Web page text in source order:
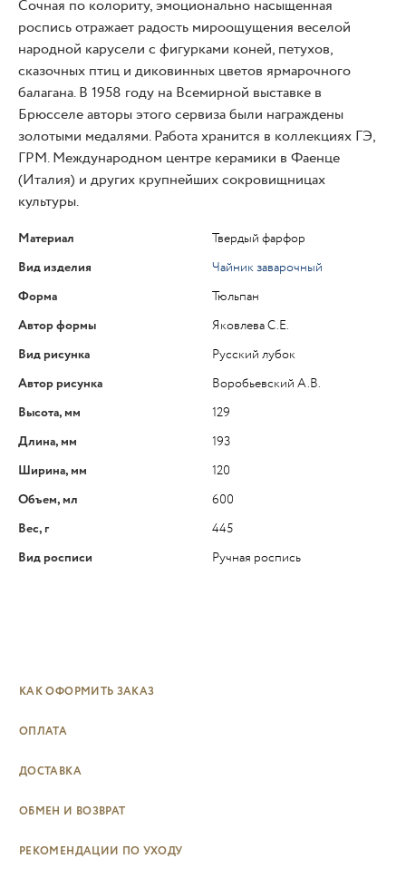
Сочная по колориту, эмоционально насыщенная
роспись отражает радость мироощущения веселой
народной карусели с фигурками коней, петухов,
сказочных птиц и диковинных цветов ярмарочного
балагана. В 1958 году на Всемирной выставке в
Брюсселе авторы этого сервиза были награждены
золотыми медалями. Работа хранится в коллекциях ГЭ,
ГРМ. Международном центре керамики в Фаенце
(Италия) и других крупнейших сокровищницах
культуры.
Материал
Твердый фарфор
Вид изделия
Чайник заварочный
Форма
Тюльпан
Автор формы
Яковлева С.Е.
Вид рисунка
Русский лубок
Автор рисунка
Воробьевский А.В.
Высота, мм
129
Длина, мм
193
Ширина, мм
120
Объем, мл
600
Вес, г
445
Вид росписи
Ручная роспись
КАК ОФОРМИТЬ ЗАКАЗ
ОПЛАТА
ДОСТАВКА
ОБМЕН И ВОЗВРАТ
РЕКОМЕНДАЦИИ ПО УХОДУ